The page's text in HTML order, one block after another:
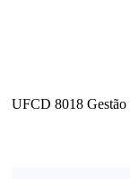
UFCD 8018 Gestão